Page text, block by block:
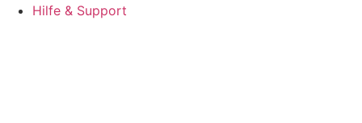
Hilfe & Support